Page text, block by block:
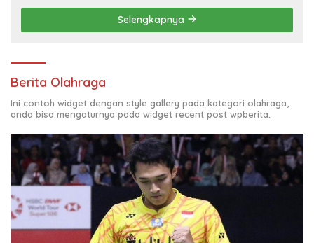
Selengkapnya
Berita Olahraga
Ini contoh widget dengan style gallery pada kategori olahraga,
anda bisa mengaturnya pada widget recent post wpberita.